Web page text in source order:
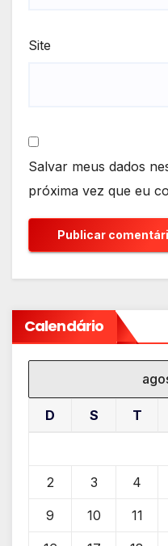
Site
Salvar meus dados
próxima vez que eu
Calendário
D S T
2 3 4
9 10 11